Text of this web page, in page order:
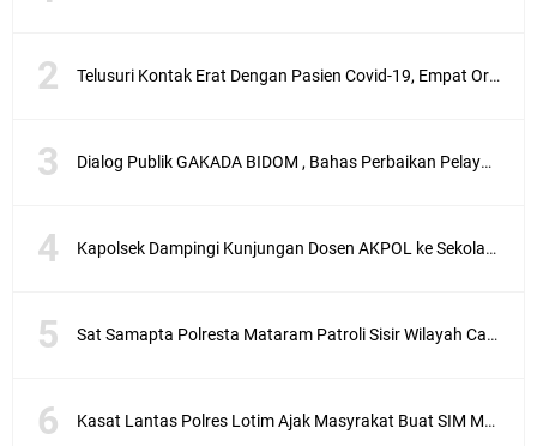
Telusuri Kontak Erat Dengan Pasien Covid-19, Empat Orang di Desa Kedaro Sekotong Dirapid
Dialog Publik GAKADA BIDOM , Bahas Perbaikan Pelayanan Medis di NTB
Kapolsek Dampingi Kunjungan Dosen AKPOL ke Sekolah Rakyat Gunungsari
Sat Samapta Polresta Mataram Patroli Sisir Wilayah Cakranegara
Kasat Lantas Polres Lotim Ajak Masyrakat Buat SIM Melalui SATPAS Bukan Calo